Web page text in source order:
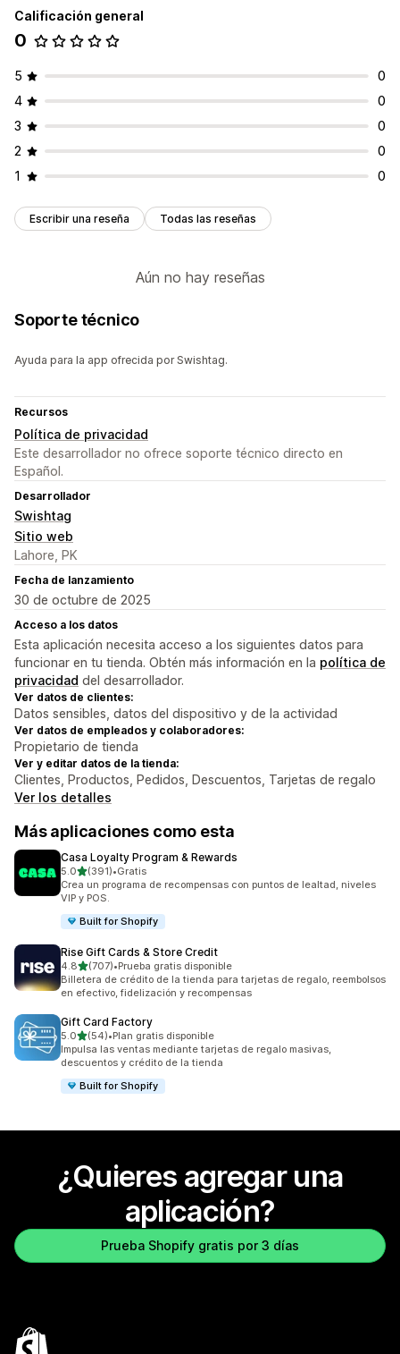
Calificación general
0
5
0
4
0
3
0
2
0
1
0
Escribir una reseña Todas las reseñas
Aún no hay reseñas
Soporte técnico
Ayuda para la app ofrecida por Swishtag.
Recursos
Política de privacidad
Este desarrollador no ofrece soporte técnico directo en
Español.
Desarrollador
Swishtag
Sitio web
Lahore, PK
Fecha de lanzamiento
30 de octubre de 2025
Acceso a los datos
Esta aplicación necesita acceso a los siguientes datos para
funcionar en tu tienda. Obtén más información en la política de
privacidad del desarrollador.
Ver datos de clientes:
Datos sensibles, datos del dispositivo y de la actividad
Ver datos de empleados y colaboradores:
Propietario de tienda
Ver y editar datos de la tienda:
Clientes, Productos, Pedidos, Descuentos, Tarjetas de regalo
Ver los detalles
Más aplicaciones como esta
Casa Loyalty Program & Rewards
5.0de 5 estrellas
(391)
391 reseñas en total
•Gratis
Crea un programa de recompensas con puntos de lealtad, niveles
VIP y POS.
Built for Shopify
Rise Gift Cards & Store Credit
4.8de 5 estrellas
(707)
707 reseñas en total
•Prueba gratis disponible
Billetera de crédito de la tienda para tarjetas de regalo, reembolsos
en efectivo, fidelización y recompensas
Gift Card Factory
5.0de 5 estrellas
(54)
54 reseñas en total
•Plan gratis disponible
Impulsa las ventas mediante tarjetas de regalo masivas,
descuentos y crédito de la tienda
Built for Shopify
¿Quieres agregar una
aplicación?
Prueba Shopify gratis por 3 días